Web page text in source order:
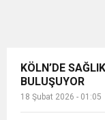
KÖLN’DE
BULUŞUYOR
18 Şubat 2026 - 01:05